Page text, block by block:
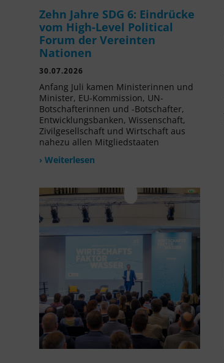
Zehn Jahre SDG 6: Eindrücke
vom High-Level Political
Forum der Vereinten
Nationen
30.07.2026
Anfang Juli kamen Ministerinnen und
Minister, EU-Kommission, UN-
Botschafterinnen und -Botschafter,
Entwicklungsbanken, Wissenschaft,
Zivilgesellschaft und Wirtschaft aus
nahezu allen Mitgliedstaaten
› Weiterlesen